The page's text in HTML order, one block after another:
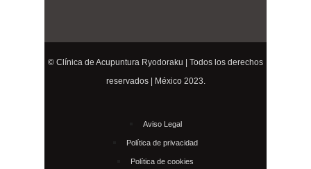
© Clínica de Acupuntura Ryodoraku | Todos los derechos
reservados | México 2023.
Aviso Legal
Política de privacidad
Política de cookies